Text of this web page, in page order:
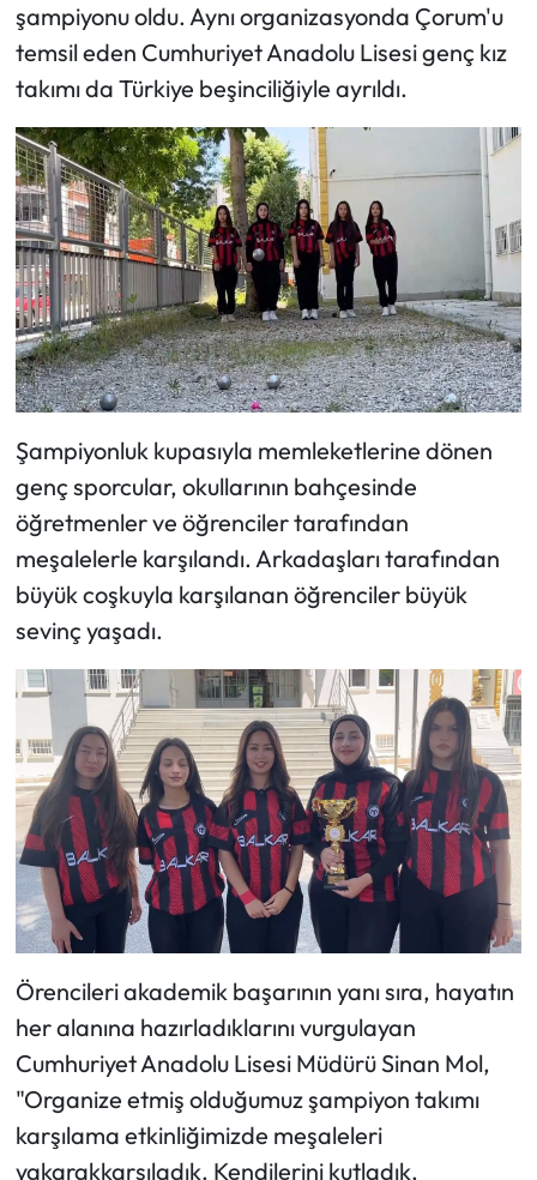
şampiyonu oldu. Aynı organizasyonda Çorum'u
temsil eden Cumhuriyet Anadolu Lisesi genç kız
takımı da Türkiye beşinciliğiyle ayrıldı.
Şampiyonluk kupasıyla memleketlerine dönen
genç sporcular, okullarının bahçesinde
öğretmenler ve öğrenciler tarafından
meşalelerle karşılandı. Arkadaşları tarafından
büyük coşkuyla karşılanan öğrenciler büyük
sevinç yaşadı.
Örencileri akademik başarının yanı sıra, hayatın
her alanına hazırladıklarını vurgulayan
Cumhuriyet Anadolu Lisesi Müdürü Sinan Mol,
"Organize etmiş olduğumuz şampiyon takımı
karşılama etkinliğimizde meşaleleri
yakarakkarşıladık. Kendilerini kutladık.
Oğuzlar Haberleri
Ortaköy Haberleri
Osmancık Haberleri
Otomotiv
Resmi İlan
Resmi Reklam
Sağlık
Siyaset
Spor
Sungurlu Haberleri
Turizm
Uğurludağ Haberleri
Yaşam
Yayla Haber
Yemek Tarifleri
Yerel Haberler